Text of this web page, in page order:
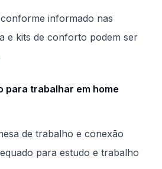
informado nas
e kits de conforto podem ser
para trabalhar em home
de trabalho e conexão
para estudo e trabalho